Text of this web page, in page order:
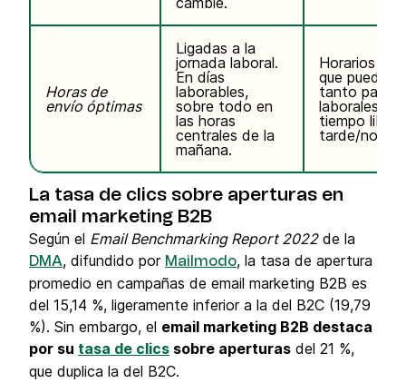
Horas de
envío óptimas
Ligadas a la
jornada laboral.
En días
laborables,
sobre todo en
las horas
centrales de la
mañana.
Horarios
que pueden
tanto
laborales
tiempo libre
tarde/noche.
La tasa de clics sobre aperturas en
email marketing B2B
Según el Email Benchmarking Report 2022de la
DMA, difundido por Mailmodo, la tasa de apertura
promedio en campañas de email marketing B2B es
del 15,14 %, ligeramente inferior a la del B2C (19,79
%). Sin embargo, el email marketing B2B destaca
por su tasa de clics sobre aperturas del 21 %,
que duplica la del B2C.